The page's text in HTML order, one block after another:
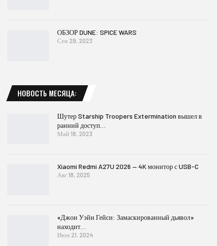
ОБЗОР DUNE: SPICE WARS
Сен 29, 2023
НОВОСТЬ МЕСЯЦА:
Шутер Starship Troopers Extermination вышел в
ранний доступ…
Май 18, 2023
Xiaomi Redmi A27U 2026 — 4K монитор с USB-C
Авг 18, 2025
«Джон Уэйн Гейси: Замаскированный дьявол»
находит…
Июн 21, 2024